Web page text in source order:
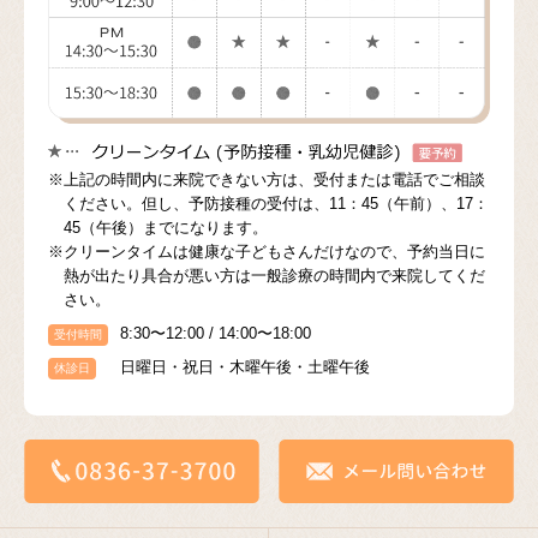
※上記の時間内に来院できない方は、受付または電話でご相談
ください。但し、予防接種の受付は、11：45（午前）、17：
45（午後）までになります。
※クリーンタイムは健康な子どもさんだけなので、予約当日に
熱が出たり具合が悪い方は一般診療の時間内で来院してくだ
さい。
受付時間 8:30〜12:00 / 14:00〜18:00
休診日 日曜日・祝日・木曜午後・土曜午後